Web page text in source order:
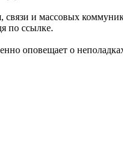
связи и массовых
по ссылке.
оповещает о